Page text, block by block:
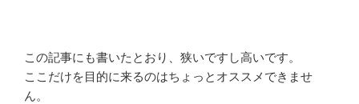
この記事にも書いたとおり、狭いですし高いです。
ここだけを目的に来るのはちょっとオススメできませ
ん。